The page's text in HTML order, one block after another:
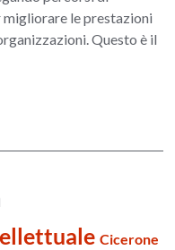
le prestazioni
Questo è il
Cicerone